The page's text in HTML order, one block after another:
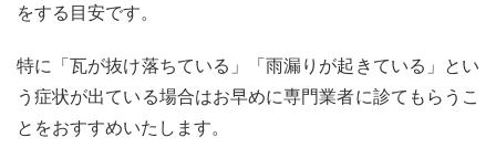
替え
き時
目安
1.4
をする目安です。
特に「瓦が抜け落ちている」「雨漏りが起きている」とい
う症状が出ている場合はお早めに専門業者に診てもらうこ
とをおすすめいたします。